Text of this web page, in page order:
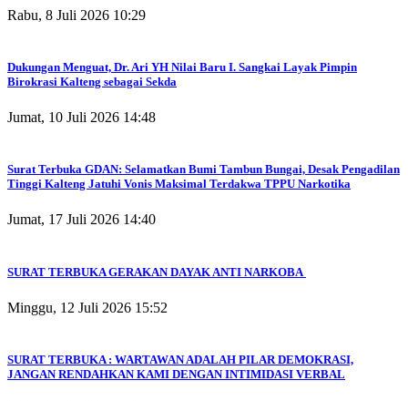
Rabu, 8 Juli 2026 10:29
Dukungan Menguat, Dr. Ari YH Nilai Baru I. Sangkai Layak Pimpin
Birokrasi Kalteng sebagai Sekda
Jumat, 10 Juli 2026 14:48
Surat Terbuka GDAN: Selamatkan Bumi Tambun Bungai, Desak Pengadilan
Tinggi Kalteng Jatuhi Vonis Maksimal Terdakwa TPPU Narkotika
Jumat, 17 Juli 2026 14:40
SURAT TERBUKA GERAKAN DAYAK ANTI NARKOBA
Minggu, 12 Juli 2026 15:52
SURAT TERBUKA : WARTAWAN ADALAH PILAR DEMOKRASI,
JANGAN RENDAHKAN KAMI DENGAN INTIMIDASI VERBAL